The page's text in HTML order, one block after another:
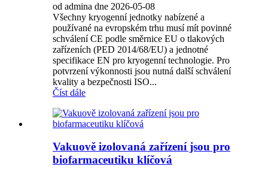
od admina dne 2026-05-08
Všechny kryogenní jednotky nabízené a
používané na evropském trhu musí mít povinné
schválení CE podle směrnice EU o tlakových
zařízeních (PED 2014/68/EU) a jednotné
specifikace EN pro kryogenní technologie. Pro
potvrzení výkonnosti jsou nutná další schválení
kvality a bezpečnosti ISO...
Číst dále
Vakuově izolovaná zařízení jsou pro
biofarmaceutiku klíčová